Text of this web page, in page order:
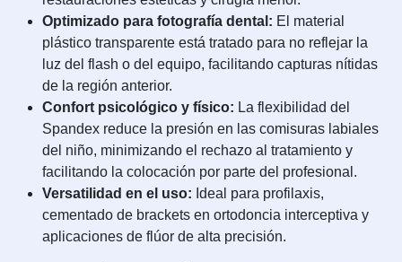
Optimizado para fotografía dental: El material
plástico transparente está tratado para no reflejar la
luz del flash o del equipo, facilitando capturas nítidas
de la región anterior.
Confort psicológico y físico: La flexibilidad del
Spandex reduce la presión en las comisuras labiales
del niño, minimizando el rechazo al tratamiento y
facilitando la colocación por parte del profesional.
Versatilidad en el uso: Ideal para profilaxis,
cementado de brackets en ortodoncia interceptiva y
aplicaciones de flúor de alta precisión.